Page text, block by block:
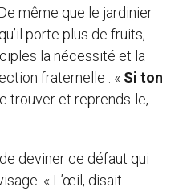
même que le jardinier
porte plus de fruits,
la nécessité et la
fraternelle : « Si ton
trouver et reprends-le,
deviner ce défaut qui
« L’œil, disait